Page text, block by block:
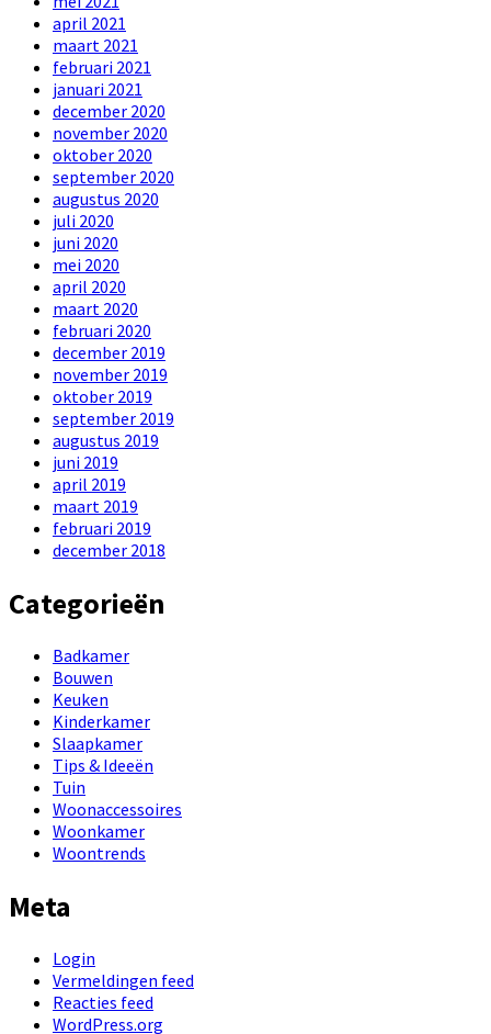
april 2021
maart 2021
februari 2021
januari 2021
december 2020
november 2020
oktober 2020
september 2020
augustus 2020
juli 2020
juni 2020
mei 2020
april 2020
maart 2020
februari 2020
december 2019
november 2019
oktober 2019
september 2019
augustus 2019
juni 2019
april 2019
maart 2019
februari 2019
december 2018
Categorieën
Badkamer
Bouwen
Keuken
Kinderkamer
Slaapkamer
Tips & Ideeën
Tuin
Woonaccessoires
Woonkamer
Woontrends
Meta
Login
Vermeldingen feed
Reacties feed
WordPress.org